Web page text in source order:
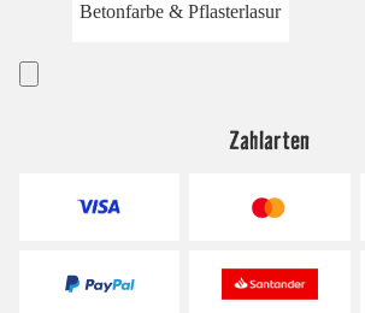
Betonfarbe & Pflasterlasur
Zahlarten